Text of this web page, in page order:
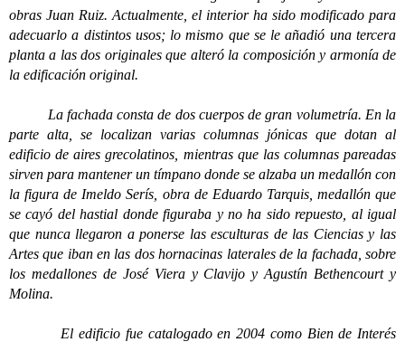
obras Juan Ruiz. Actualmente, el interior ha sido modificado para
adecuarlo a distintos usos; lo mismo que se le añadió una tercera
planta a las dos originales que alteró la composición y armonía de
la edificación original.
La fachada consta de dos cuerpos de gran volumetría. En la
parte alta, se localizan varias columnas jónicas que dotan al
edificio de aires grecolatinos, mientras que las columnas pareadas
sirven para mantener un tímpano donde se alzaba un medallón con
la figura de Imeldo Serís, obra de Eduardo Tarquis, medallón que
se cayó del hastial donde figuraba y no ha sido repuesto, al igual
que nunca llegaron a ponerse las esculturas de las Ciencias y las
Artes que iban en las dos hornacinas laterales de la fachada, sobre
los medallones de José Viera y Clavijo y Agustín Bethencourt y
Molina.
El edificio fue catalogado en 2004 como Bien de Interés